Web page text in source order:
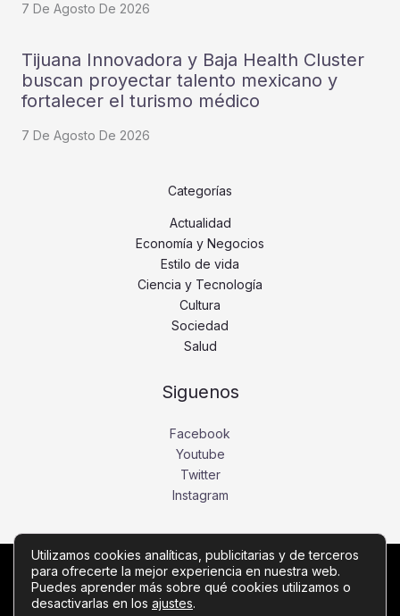
7 De Agosto De 2026
Tijuana Innovadora y Baja Health Cluster
buscan proyectar talento mexicano y
fortalecer el turismo médico
7 De Agosto De 2026
Categorías
Actualidad
Economía y Negocios
Estilo de vida
Ciencia y Tecnología
Cultura
Sociedad
Salud
Siguenos
Facebook
Youtube
Twitter
Instagram
Copyright © Todos los derechos reservados -
diariobajio.com
Utilizamos cookies analíticas, publicitarias y de terceros
para ofrecerte la mejor experiencia en nuestra web.
Puedes aprender más sobre qué cookies utilizamos o
desactivarlas en los ajustes.